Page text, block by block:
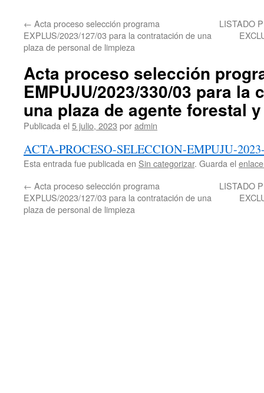
← Acta proceso selección programa
EXPLUS/2023/127/03 para la contratación de una
plaza de personal de limpieza
LISTADO
Acta proceso selección
EMPUJU/2023/330/03 para la
una plaza de agente forestal
Publicada el 5 julio, 2023 poradmin
ACTA-PROCESO-SELECCION-EMPUJU-
Esta entrada fue publicada en Sin categorizar. Guarda el
← Acta proceso selección programa
EXPLUS/2023/127/03 para la contratación de una
plaza de personal de limpieza
LISTADO